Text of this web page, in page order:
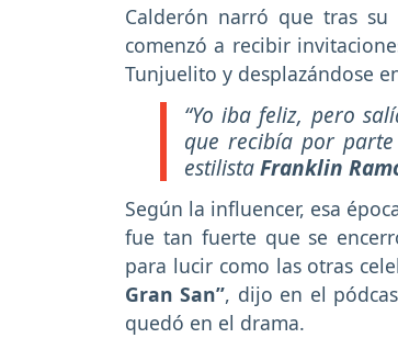
Calderón narró que tras
comenzó a recibir
Tunjuelito y desplazándose
“Yo iba feliz, pero
que recibía por
estilistaFranklin
Según la influencer, esa
fue tan fuerte que se
para lucir como las otras
Gran San”, dijo en el
quedó en el drama.